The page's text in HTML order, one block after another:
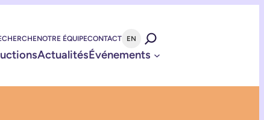
NOTRE ÉQUIPECONTACT EN
ActualitésÉvénements